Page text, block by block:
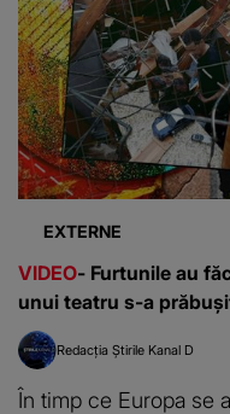
EXTERNE
VIDEO- Furtunile au
unui teatru s-a
Redacția Știrile Kanal D
În timp ce Europa se